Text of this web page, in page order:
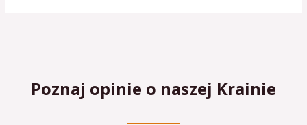
Poznaj opinie o naszej Krainie